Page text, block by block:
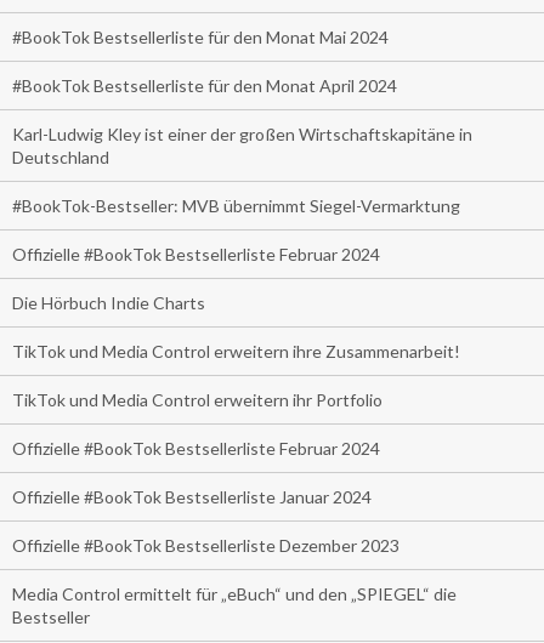
#BookTok Bestsellerliste für den Monat Mai 2024
#BookTok Bestsellerliste für den Monat April 2024
Karl-Ludwig Kley ist einer der großen Wirtschaftskapitäne in
Deutschland
#BookTok-Bestseller: MVB übernimmt Siegel-Vermarktung
Offizielle #BookTok Bestsellerliste Februar 2024
Die Hörbuch Indie Charts
TikTok und Media Control erweitern ihre Zusammenarbeit!
TikTok und Media Control erweitern ihr Portfolio
Offizielle #BookTok Bestsellerliste Februar 2024
Offizielle #BookTok Bestsellerliste Januar 2024
Offizielle #BookTok Bestsellerliste Dezember 2023
Media Control ermittelt für „eBuch“ und den „SPIEGEL“ die
Bestseller